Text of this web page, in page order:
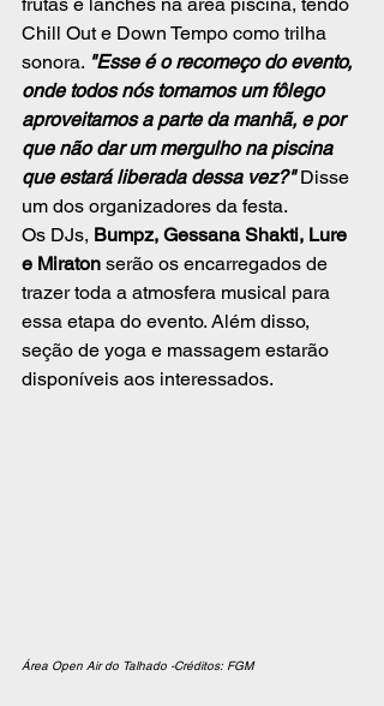
Chill Out e Down Tempo como trilha
sonora. "Esse é o recomeço do evento,
onde todos nós tomamos um fôlego
aproveitamos a parte da manhã, e por
que não dar um mergulho na piscina
que estará liberada dessa vez?" Disse
um dos organizadores da festa.
Os DJs, Bumpz, Gessana Shakti, Lure
e Miraton serão os encarregados de
trazer toda a atmosfera musical para
essa etapa do evento. Além disso,
seção de yoga e massagem estarão
disponíveis aos interessados.
Área Open Air do Talhado -Créditos: FGM